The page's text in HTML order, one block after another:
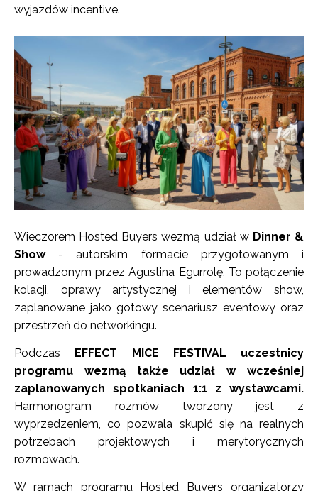
wyjazdów incentive.
Wieczorem Hosted Buyers wezmą udział w Dinner &
Show- autorskim formacie przygotowanym i
prowadzonym przez Agustina Egurrolę. To połączenie
kolacji, oprawy artystycznej i elementów show,
zaplanowane jako gotowy scenariusz eventowy oraz
przestrzeń do networkingu.
Podczas EFFECT MICE FESTIVAL uczestnicy
programu wezmą także udział w wcześniej
zaplanowanych spotkaniach 1:1 z wystawcami.
Harmonogram rozmów tworzony jest z
wyprzedzeniem, co pozwala skupić się na realnych
potrzebach projektowych i merytorycznych
rozmowach.
W ramach programu Hosted Buyers organizatorzy